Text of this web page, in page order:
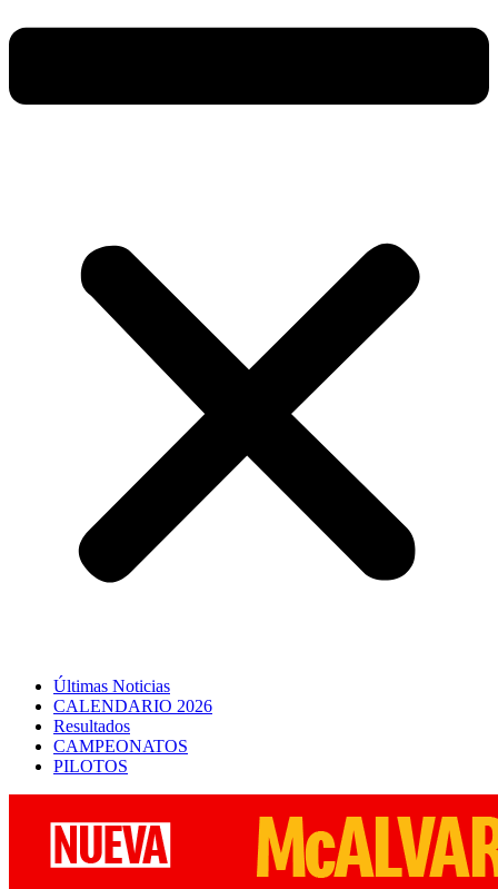
Últimas Noticias
CALENDARIO 2026
Resultados
CAMPEONATOS
PILOTOS